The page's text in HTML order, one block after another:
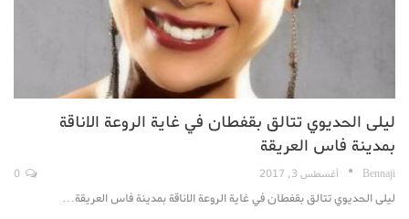
ليلى الحديوي تتالق بقفطان في غاية الروعة الاناقة
بمدينة فاس العريقة
Bennaji أغسطس 3, 2017
ليلى الحديوي تتالق بقفطان في غاية الروعة الاناقة بمدينة فاس العريقة…